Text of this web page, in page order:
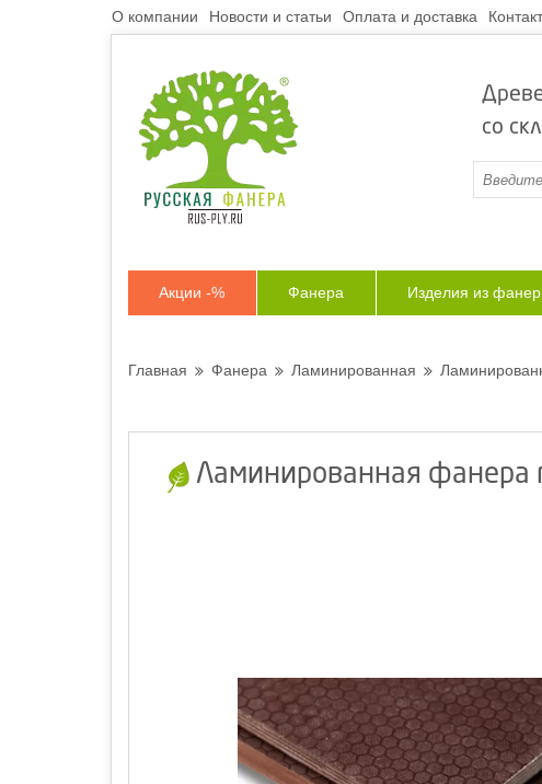
О компании Новости и статьи Оплата и доставка
со
Акции -% Фанера Изделия из
Главная Фанера Ламинированная
Ламинированная фанера